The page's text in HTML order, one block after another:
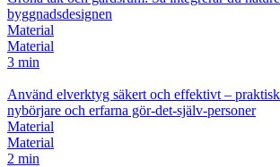
byggnadsdesignen
Material
Material
3 min
Använd elverktyg säkert och effektivt –
nybörjare och erfarna gör‑det‑själv‑personer
Material
Material
2 min